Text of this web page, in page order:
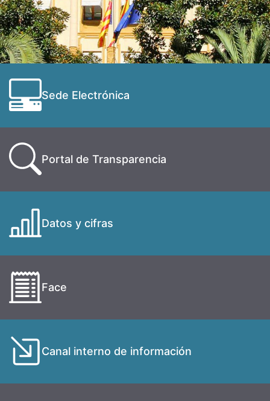
Sede Electrónica
Portal de Transparencia
Datos y cifras
Face
Canal interno de información